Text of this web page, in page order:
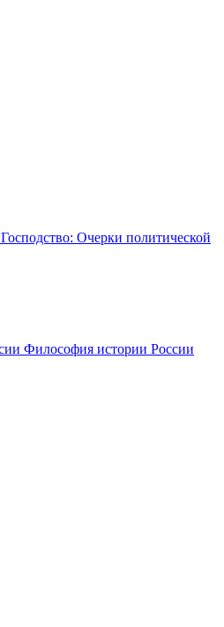
Господство: Очерки политической
Философия истории России